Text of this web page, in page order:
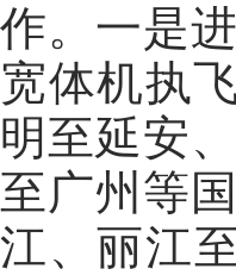
作。 一是
宽体机执
明至延安
至广州等
江、丽江